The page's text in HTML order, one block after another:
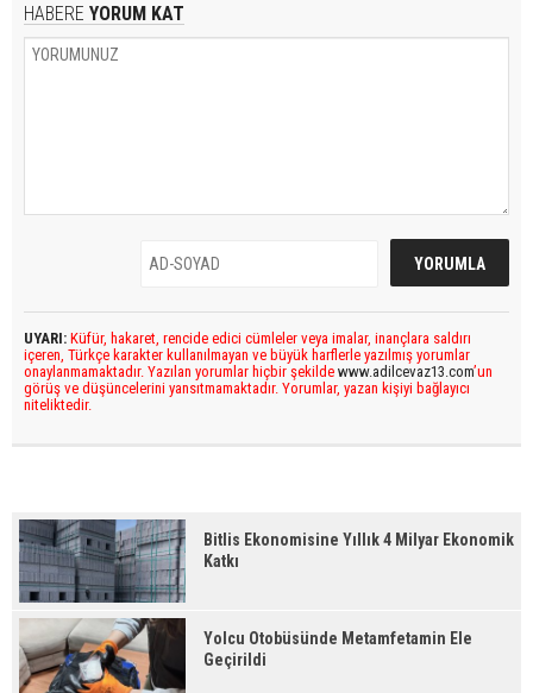
HABERE YORUM KAT
UYARI: Küfür, hakaret, rencide edici cümleler veya imalar, inançlara saldırı
içeren, Türkçe karakter kullanılmayan ve büyük harflerle yazılmış yorumlar
onaylanmamaktadır. Yazılan yorumlar hiçbir şekilde www.adilcevaz13.com’un
görüş ve düşüncelerini yansıtmamaktadır. Yorumlar, yazan kişiyi bağlayıcı
niteliktedir.
Bitlis Ekonomisine Yıllık 4 Milyar Ekonomik
Katkı
Yolcu Otobüsünde Metamfetamin Ele
Geçirildi